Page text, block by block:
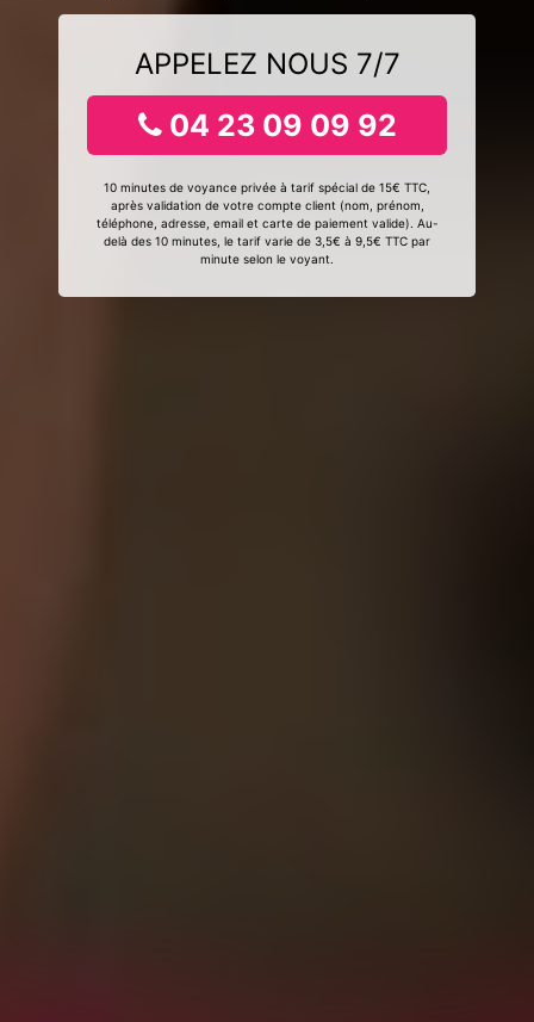
APPELEZ NOUS 7/7
04 23 09 09 92
10 minutes de voyance privée à tarif spécial de 15€ TTC,
après validation de votre compte client (nom, prénom,
téléphone, adresse, email et carte de paiement valide). Au-
delà des 10 minutes, le tarif varie de 3,5€ à 9,5€ TTC par
minute selon le voyant.